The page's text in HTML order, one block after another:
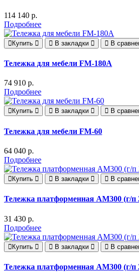
114 140 р.
Подробнее
Купить В закладки В
Тележка для мебели FM-180А
74 910 р.
Подробнее
Купить В закладки В
Тележка для мебели FM-60
64 040 р.
Подробнее
Купить В закладки В
Тележка платформенная AM300 (г/п
31 430 р.
Подробнее
Купить В закладки В
Тележка платформенная AM300 (г/п